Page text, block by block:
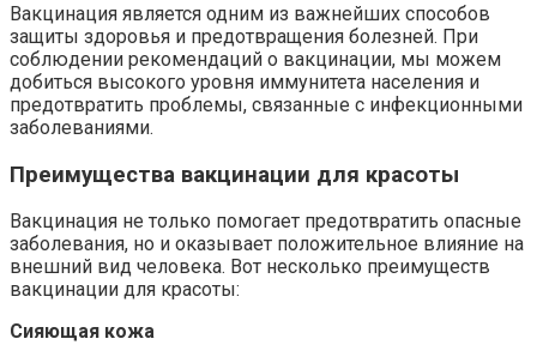
Вакцинация является одним из важнейших способов
защиты здоровья и предотвращения болезней. При
соблюдении рекомендаций о вакцинации, мы можем
добиться высокого уровня иммунитета населения и
предотвратить проблемы, связанные с инфекционными
заболеваниями.
Преимущества вакцинации для красоты
Вакцинация не только помогает предотвратить опасные
заболевания, но и оказывает положительное влияние на
внешний вид человека. Вот несколько преимуществ
вакцинации для красоты:
Сияющая кожа